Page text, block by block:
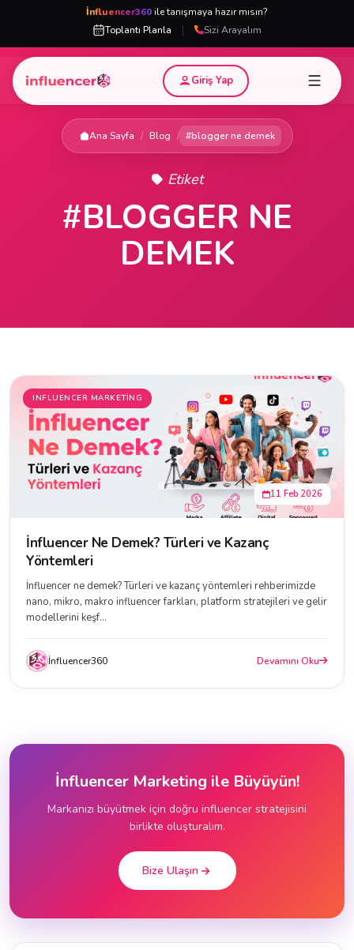
İnfluencer360 ile tanışmaya hazır mısın?
Toplantı Planla
| Sizi Arayalım
Giriş Yap
Ana Sayfa / Blog / #blogger ne demek
Etiket
#BLOGGER NE
DEMEK
INFLUENCER MARKETING
11 Feb 2026
İnfluencer Ne Demek? Türleri ve Kazanç
Yöntemleri
İnfluencer ne demek? Türleri ve kazanç yöntemleri rehberimizde
nano, mikro, makro influencer farkları, platform stratejileri ve gelir
modellerini keşf...
İnfluencer360 Devamını Oku
İnfluencer Marketing ile Büyüyün!
Markanızı büyütmek için doğru influencer stratejisini
birlikte oluşturalım.
Bize Ulaşın